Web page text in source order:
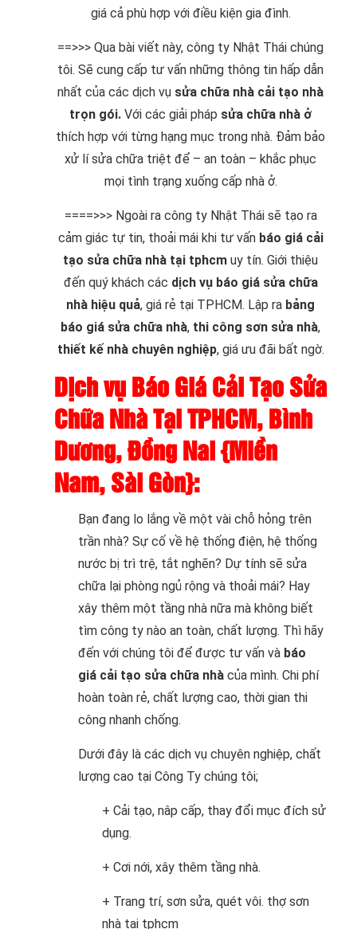
giá cả phù hợp với điều kiện gia đình.
==>>> Qua bài viết này, công ty Nhật Thái chúng
tôi. Sẽ cung cấp tư vấn những thông tin hấp dẫn
nhất của các dịch vụ sửa chữa nhà cải tạo nhà
trọn gói. Với các giải pháp sửa chữa nhà ở
thích hợp với từng hạng mục trong nhà. Đảm bảo
xử lí sửa chữa triệt để – an toàn – khắc phục
mọi tình trạng xuống cấp nhà ở.
====>>> Ngoài ra công ty Nhật Thái sẽ tạo ra
cảm giác tự tin, thoải mái khi tư vấn báo giá cải
tạo sửa chữa nhà tại tphcm uy tín. Giới thiệu
đến quý khách các dịch vụ báo giá sửa chữa
nhà hiệu quả, giá rẻ tại TPHCM. Lập ra bảng
báo giá sửa chữa nhà, thi công sơn sửa nhà,
thiết kế nhà chuyên nghiệp, giá ưu đãi bất ngờ.
Dịch vụ
Báo Giá Cải Tạo Sửa
Chữa Nhà Tại TPHCM, Bình
Dương, Đồng Nai {Miền
Nam, Sài Gòn}:
Bạn đang lo lắng về một vài chỗ hỏng trên
trần nhà? Sự cố về hệ thống điện, hệ thống
nước bị trì trệ, tắt nghẽn? Dự tính sẽ sửa
chữa lại phòng ngủ rộng và thoải mái? Hay
xây thêm một tầng nhà nữa mà không biết
tìm công ty nào an toàn, chất lượng. Thì hãy
đến với chúng tôi để được tư vấn và báo
giá cải tạo sửa chữa nhà của mình. Chi phí
hoàn toàn rẻ, chất lượng cao, thời gian thi
công nhanh chống.
Dưới đây là các dịch vụ chuyên nghiệp, chất
lượng cao tại Công Ty chúng tôi;
+ Cải tạo, nâp cấp, thay đổi mục đích sử
dụng.
+ Cơi nới, xây thêm tầng nhà.
+ Trang trí, sơn sửa, quét vôi. thợ sơn
nhà tại tphcm